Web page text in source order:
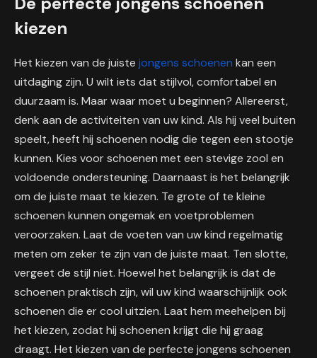
kiezen
Het kiezen van de juiste jongens schoenen kan een
uitdaging zijn. U wilt iets dat stijlvol, comfortabel en
duurzaam is. Maar waar moet u beginnen? Allereerst,
denk aan de activiteiten van uw kind. Als hij veel buiten
speelt, heeft hij schoenen nodig die tegen een stootje
kunnen. Kies voor schoenen met een stevige zool en
voldoende ondersteuning. Daarnaast is het belangrijk
om de juiste maat te kiezen. Te grote of te kleine
schoenen kunnen ongemak en voetproblemen
veroorzaken. Laat de voeten van uw kind regelmatig
meten om zeker te zijn van de juiste maat. Ten slotte,
vergeet de stijl niet. Hoewel het belangrijk is dat de
schoenen praktisch zijn, wil uw kind waarschijnlijk ook
schoenen die er cool uitzien. Laat hem meehelpen bij
het kiezen, zodat hij schoenen krijgt die hij graag
draagt. Het kiezen van de perfecte jongens schoenen